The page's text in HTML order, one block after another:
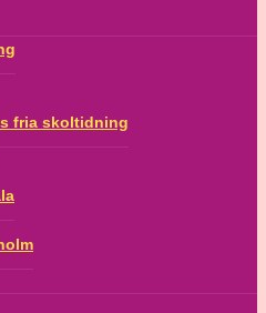
fria skoltidning